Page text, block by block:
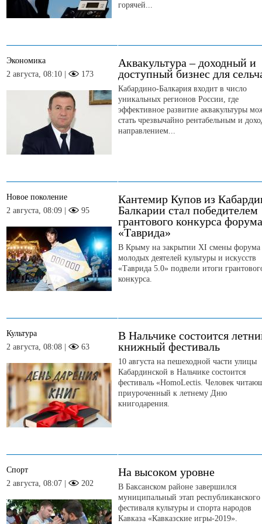
горячей...
Экономика
2 августа, 08:10 |
173
Аквакультура – доходный и
доступный бизнес для
Кабардино-Балкария входит в число
уникальных регионов России, где
эффективное развитие аквакультуры
стать чрезвычайно рентабельным и
направлением...
Новое поколение
2 августа, 08:09 |
95
Кантемир Купов из
Балкарии стал победителем
грантового конкурса форума
«Таврида»
В Крыму на закрытии ХI смены форума
молодых деятелей культуры и искусств
«Таврида 5.0» подвели итоги
конкурса.
Культура
2 августа, 08:08 |
63
В Нальчике состоится
книжный фестиваль
10 августа на пешеходной части улицы
Кабардинской в Нальчике состоится
фестиваль «HomoLectis. Человек
приуроченный к летнему Дню
книгодарения.
Спорт
2 августа, 08:07 |
202
На высоком уровне
В Баксанском районе завершился
муниципальный этап республиканского
фестиваля культуры и спорта народов
Кавказа «Кавказские игры-2019».